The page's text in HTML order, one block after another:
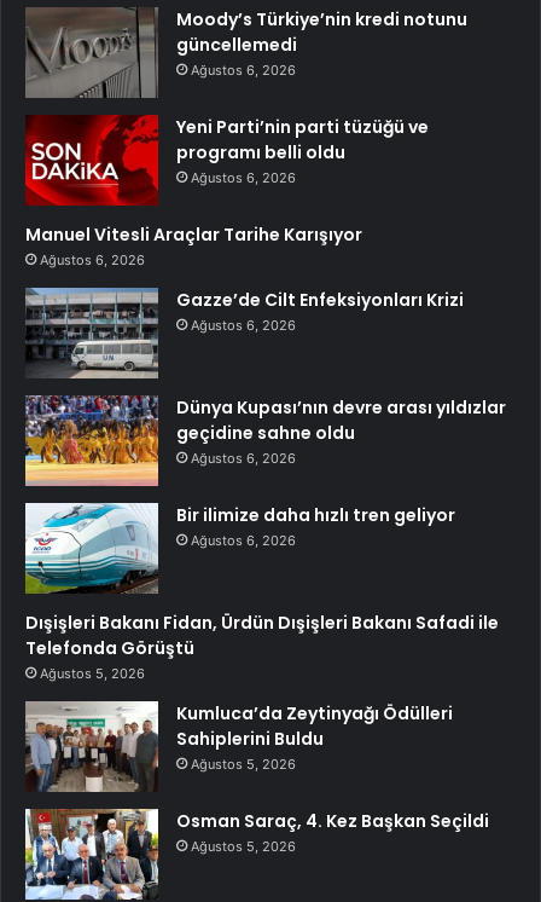
Moody’s Türkiye’nin kredi notunu
güncellemedi
Ağustos 6, 2026
Yeni Parti’nin parti tüzüğü ve
programı belli oldu
Ağustos 6, 2026
Manuel Vitesli Araçlar Tarihe Karışıyor
Ağustos 6, 2026
Gazze’de Cilt Enfeksiyonları Krizi
Ağustos 6, 2026
Dünya Kupası’nın devre arası yıldızlar
geçidine sahne oldu
Ağustos 6, 2026
Bir ilimize daha hızlı tren geliyor
Ağustos 6, 2026
Dışişleri Bakanı Fidan, Ürdün Dışişleri Bakanı Safadi ile
Telefonda Görüştü
Ağustos 5, 2026
Kumluca’da Zeytinyağı Ödülleri
Sahiplerini Buldu
Ağustos 5, 2026
Osman Saraç, 4. Kez Başkan Seçildi
Ağustos 5, 2026